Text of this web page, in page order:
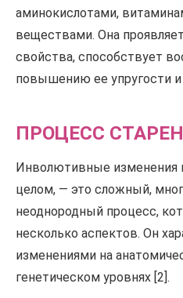
аминокислотами,
веществами. Она
свойства, способствует
повышению ее упругости и
ПРОЦЕСС
Инволютивные изменения
целом, — это сложный,
неоднородный процесс,
несколько аспектов. Он
изменениями на
генетическом уровнях [2].